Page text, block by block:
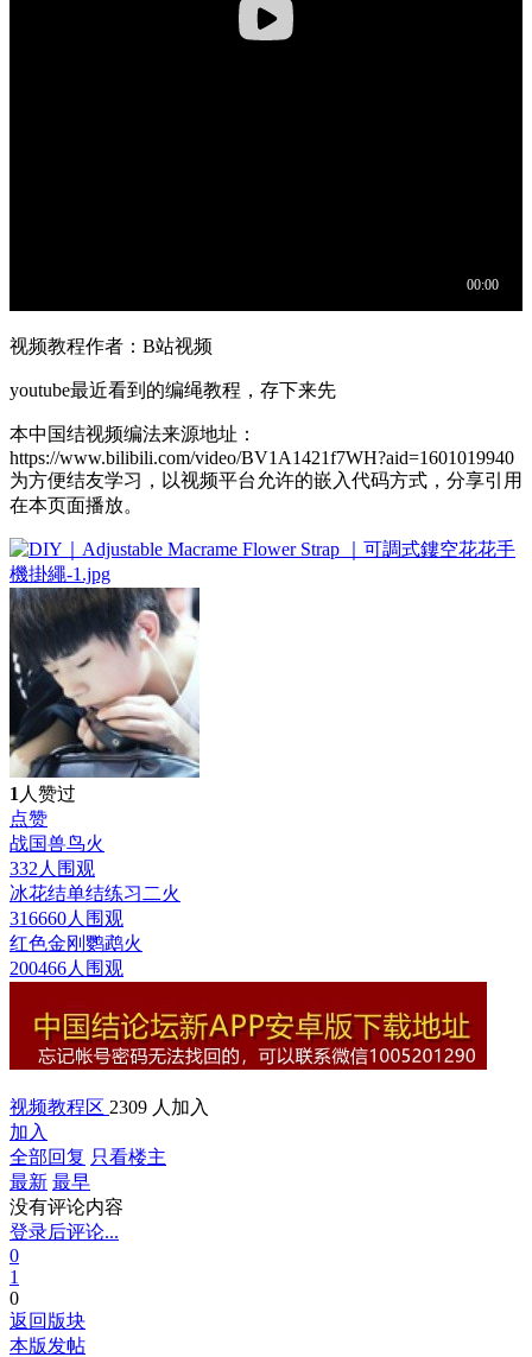
视频教程作者：B站视频
youtube最近看到的编绳教程，存下来先
本中国结视频编法来源地址：
https://www.bilibili.com/video/BV1A1421f7WH?aid=1601019940
为方便结友学习，以视频平台允许的嵌入代码方式，分享引用
在本页面播放。
1 人赞过
点赞
战国兽鸟火
332人围观
冰花结单结练习二火
316660人围观
红色金刚鹦鹉火
200466人围观
视频教程区 2309 人加入
加入
全部回复 只看楼主
最新 最早
没有评论内容
登录后评论...
0
1
0
返回版块
本版发帖